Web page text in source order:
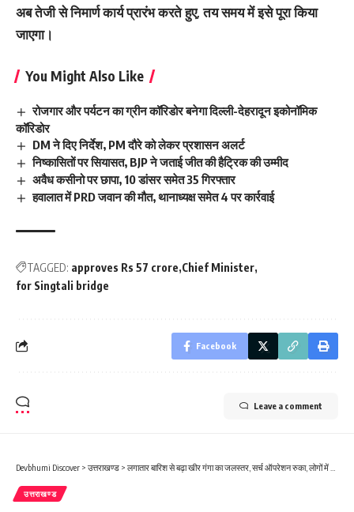
अब तेजी से निमार्ण कार्य प्रारंभ करते हुए, तय समय में इसे पूरा किया
जाएगा।
You Might Also Like
रोजगार और पर्यटन का ग्रीन कॉरिडोर बनेगा दिल्ली-देहरादून इकोनॉमिक
कॉरिडोर
DM ने दिए निर्देश, PM दौरे को लेकर प्रशासन अलर्ट
निष्कासितों पर सियासत, BJP ने जताई जीत की हैट्रिक की उम्मीद
अवैध कसीनो पर छापा, 10 डांसर समेत 35 गिरफ्तार
हवालात में PRD जवान की मौत, थानाध्यक्ष समेत 4 पर कार्रवाई
TAGGED: approves Rs 57 crore Chief Minister
for Singtali bridge
Facebook
Leave a comment
Devbhumi Discover > उत्तराखण्ड > लगातार बारिश से बढ़ा खीर गंगा का जलस्तर, सर्च ऑपरेशन रुका, लोगों में फिर दिखा खौफ
उत्तराखण्ड